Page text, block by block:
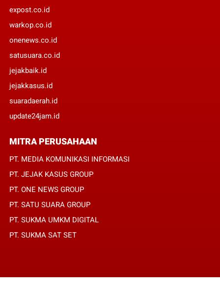
expost.co.id
warkop.co.id
onenews.co.id
satusuara.co.id
jejakbaik.id
jejakkasus.id
suaradaerah.id
update24jam.id
MITRA PERUSAHAAN
PT. MEDIA KOMUNIKASI INFORMASI
PT. JEJAK KASUS GROUP
PT. ONE NEWS GROUP
PT. SATU SUARA GROUP
PT. SUKMA UMKM DIGITAL
PT. SUKMA SAT SET